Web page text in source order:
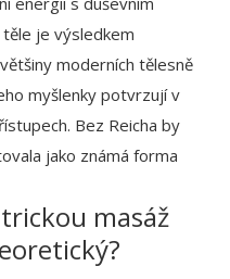
těle je výsledkem
moderních tělesně
myšlenky potvrzují v
Bez Reicha by
jako známá forma
masáž